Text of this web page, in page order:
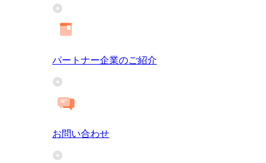
パートナー企業のご紹介
お問い合わせ